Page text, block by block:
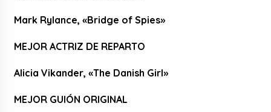
Mark Rylance, «Bridge of Spies»
MEJOR ACTRIZ DE REPARTO
Alicia Vikander, «The Danish Girl»
MEJOR GUIÓN ORIGINAL